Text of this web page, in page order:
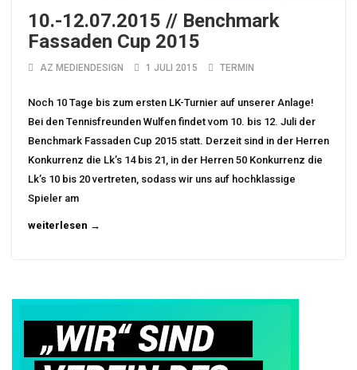
10.-12.07.2015 // Benchmark
Fassaden Cup 2015
AZ MEDIENDESIGN 1 JULI 2015 TERMIN
Noch 10 Tage bis zum ersten LK-Turnier auf unserer Anlage!
Bei den Tennisfreunden Wulfen findet vom 10. bis 12. Juli der
Benchmark Fassaden Cup 2015 statt. Derzeit sind in der Herren
Konkurrenz die Lk’s 14 bis 21, in der Herren 50 Konkurrenz die
Lk’s 10 bis 20 vertreten, sodass wir uns auf hochklassige
Spieler am
weiterlesen →